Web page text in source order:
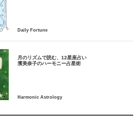
月のリズムで読む、12星座占い